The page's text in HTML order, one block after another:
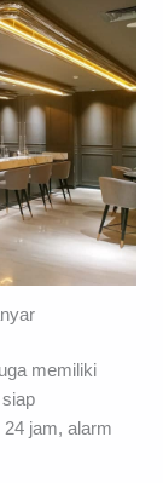
memiliki
jam, alarm